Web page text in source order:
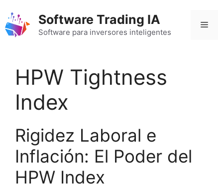
contenido
Software Trading IA
Software para inversores inteligentes
HPW Tightness
Index
Rigidez Laboral e
Inflación: El Poder del
HPW Index